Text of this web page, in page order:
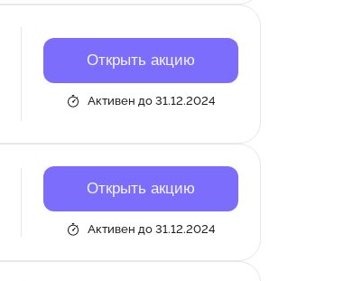
Открыть акцию
Активен до 31.12.2024
Открыть акцию
Активен до 31.12.2024